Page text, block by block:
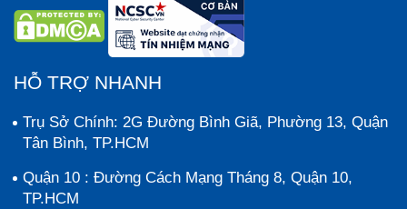
HỖ TRỢ NHANH
Trụ Sở Chính: 2G Đường Bình Giã, Phường 13, Quận
Tân Bình, TP.HCM
Quận 10 : Đường Cách Mạng Tháng 8, Quận 10,
TP.HCM